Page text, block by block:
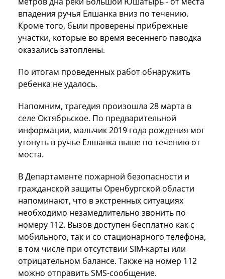
впадения ручья Елшанка вниз по течению.
Кроме того, были проверены прибрежные
участки, которые во время весеннего паводка
оказались затоплены.
По итогам проведенных работ обнаружить
ребенка не удалось.
Напомним, трагедия произошла 28 марта в
селе Октябрьское. По предварительной
информации, мальчик 2019 года рождения мог
утонуть в ручье Елшанка выше по течению от
моста.
В Департаменте пожарной безопасности и
гражданской защиты Оренбургской области
напоминают, что в экстренных ситуациях
необходимо незамедлительно звонить по
номеру 112. Вызов доступен бесплатно как с
мобильного, так и со стационарного телефона,
в том числе при отсутствии SIM-карты или
отрицательном балансе. Также на номер 112
можно отправить SMS-сообщение.